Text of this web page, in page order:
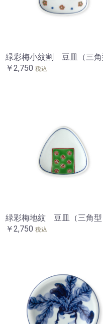
緑彩梅小紋割 豆皿（三角
￥2,750 税込
緑彩梅地紋 豆皿（三角型
￥2,750 税込